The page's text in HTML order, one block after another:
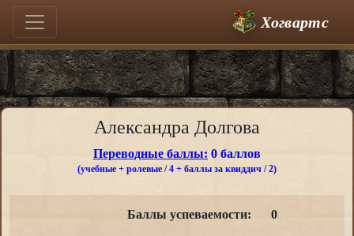
Хогвартс
Александра Долгова
Переводные баллы: 0 баллов
(учебные + ролевые / 4 + баллы за квиддич / 2)
Баллы успеваемости: 0